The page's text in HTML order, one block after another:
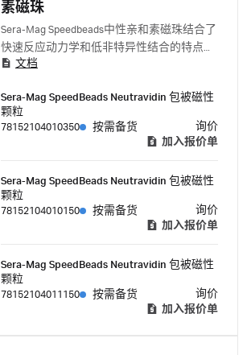
素磁珠
Sera-Mag Speedbeads中性亲和素磁珠结合了
快速反应动力学和低非特异性结合的特点，
从而提高免疫测定和分子生物学应用的通量
文档
Sera-Mag SpeedBeads Neutravidin 包被磁性
颗粒
78152104010350
按需备货
询价
加入报价单
Sera-Mag SpeedBeads Neutravidin 包被磁性
颗粒
78152104010150
按需备货
询价
加入报价单
Sera-Mag SpeedBeads Neutravidin 包被磁性
颗粒
78152104011150
按需备货
询价
加入报价单